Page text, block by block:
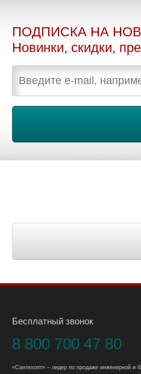
ПОДПИСКА НА
Новинки, скидки,
Бесплатный звонок
8 800 700 47 80
«Сантехопт» – лидер по продаже инженерной и